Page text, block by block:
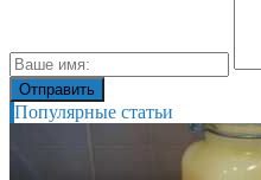
Популярные статьи